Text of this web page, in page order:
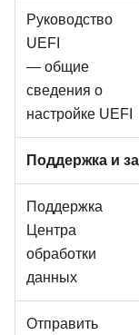
Руководство
UEFI
— общие
сведения о
настройке UEFI
Поддержка и
Поддержка
Центра
обработки
данных
Отправить